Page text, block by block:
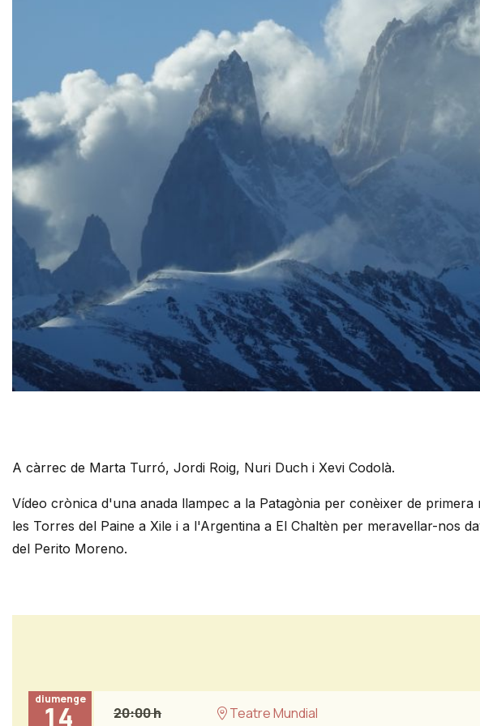
A càrrec de Marta Turró, Jordi Roig, Nuri Duch i Xevi Codolà.
Vídeo crònica d'una anada llampec a la Patagònia per conèixer de primera
les Torres del Paine a Xile i a l'Argentina a El Chaltèn per meravellar-nos
del Perito Moreno.
diumenge
14 20:00 h Teatre Mundial